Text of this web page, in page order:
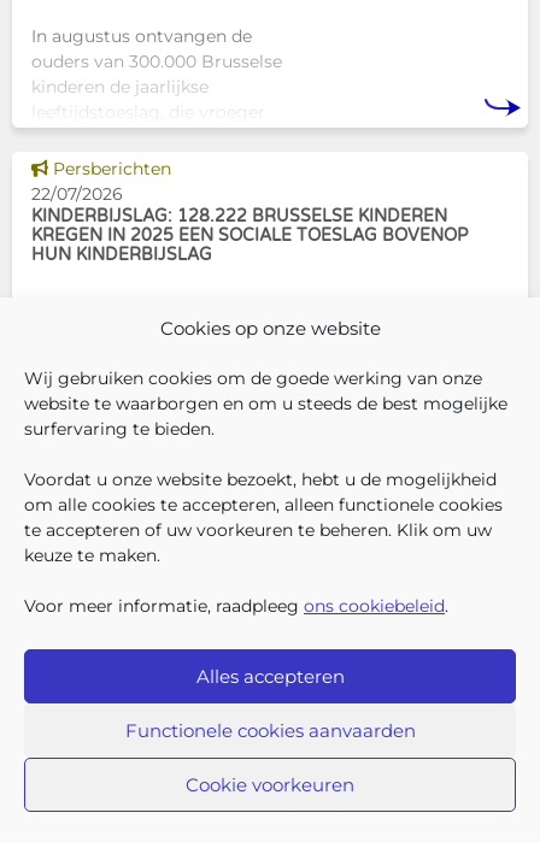
Cookies op onze website
Wij gebruiken cookies om de goede werking van onze
website te waarborgen en om u steeds de best mogelijke
surfervaring te bieden.
Voordat u onze website bezoekt, hebt u de mogelijkheid
om alle cookies te accepteren, alleen functionele cookies
te accepteren of uw voorkeuren te beheren. Klik om uw
keuze te maken.
Voor meer informatie, raadpleeg ons cookiebeleid.
Alles accepteren
Functionele cookies aanvaarden
Cookie voorkeuren
In augustus ontvangen de
ouders van 300.000 Brusselse
kinderen de jaarlijkse
leeftijdstoeslag, die vroeger
schoolpremie. Deze financiële
ondersteuning helpt gezinnen
om de kosten
Dit nieuws tonen
Persberichten
22/07/2026
KINDERBIJSLAG: 128.222 BRUSSELSE KINDEREN
KREGEN IN 2025 EEN SOCIALE TOESLAG BOVENOP
HUN KINDERBIJSLAG
In december 2025 hadden
304.966 Brusselse kinderen
recht op kinderbijslag. Van hen
ontvingen 128.222 kinderen ook
een sociale toeslag boven op
komt overeen met 42,04% van
WERKEN BIJ ONS
ALLE NIEUWSBERICHTEN
TRANSPARANTIE
CONTACTEER ONS
KLACHTEN
Iriscare • Belliardstraat 71 bus 2 • 1040 Brussel
Toegankelijkheids-verklaring
Bescherming van persoonsgegevens
Beding van afwijzing van aansprakelijkheid